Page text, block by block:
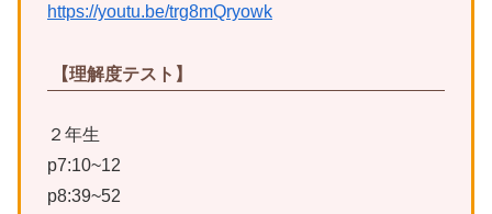
https://youtu.be/trg8mQryowk
【理解度テスト】
２年生
p7:10~12
p8:39~52